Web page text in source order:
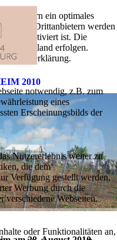
2010
ein optimales
von Drittanbietern werden
aktiviert ist. Die
Drittland erfolgen.
notwendig, z.B. zum
eines
Erscheinungsbilds der
Nutzererlebnis weiter zu
die dem
Verfügung gestellt werden,
Werbung durch die
Webseiten.
oder Funktionalitäten an,